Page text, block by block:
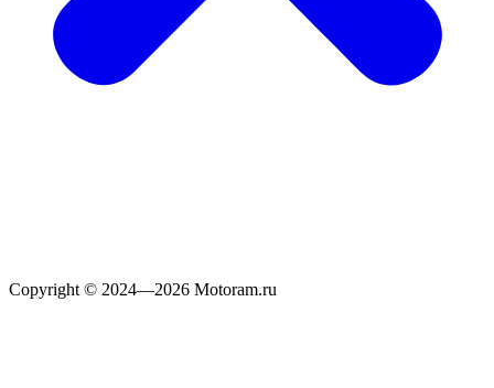
Copyright © 2024—2026 Motoram.ru